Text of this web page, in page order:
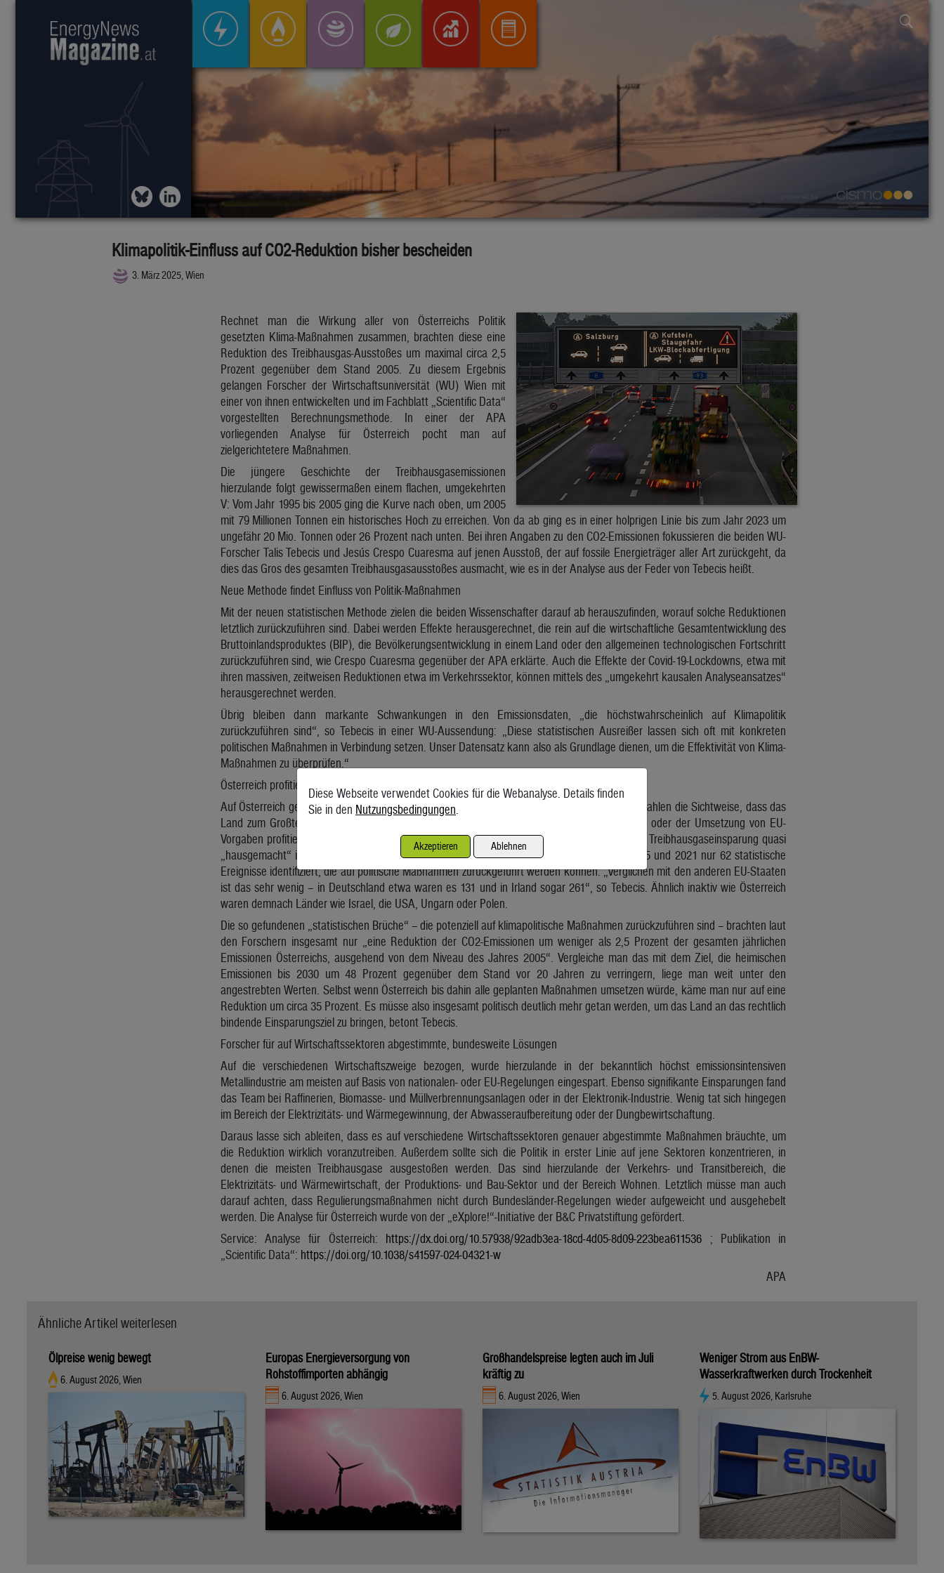
Klimapolitik-Einfluss auf CO2-Reduktion bisher bescheiden
3. März 2025, Wien
Rechnet man die Wirkung aller von Österreichs Politik
gesetzten Klima-Maßnahmen zusammen, brachten diese eine
Reduktion des Treibhausgas-Ausstoßes um maximal circa 2,5
Prozent gegenüber dem Stand 2005. Zu diesem Ergebnis
gelangen Forscher der Wirtschaftsuniversität (WU) Wien mit
einer von ihnen entwickelten und im Fachblatt „Scientific Data“
vorgestellten Berechnungsmethode. In einer der APA
vorliegenden Analyse für Österreich pocht man auf
zielgerichtetere Maßnahmen.
Die jüngere Geschichte der Treibhausgasemissionen
hierzulande folgt gewissermaßen einem flachen, umgekehrten
V: Vom Jahr 1995 bis 2005 ging die Kurve nach oben, um 2005
mit 79 Millionen Tonnen ein historisches Hoch zu erreichen. Von da ab ging es in einer holprigen Linie bis zum Jahr 2023 um
ungefähr 20 Mio. Tonnen oder 26 Prozent nach unten. Bei ihren Angaben zu den CO2-Emissionen fokussieren die beiden WU-
Forscher Talis Tebecis und Jesús Crespo Cuaresma auf jenen Ausstoß, der auf fossile Energieträger aller Art zurückgeht, da
dies das Gros des gesamten Treibhausgasausstoßes ausmacht, wie es in der Analyse aus der Feder von Tebecis heißt.
Neue Methode findet Einfluss von Politik-Maßnahmen
Mit der neuen statistischen Methode zielen die beiden Wissenschafter darauf ab herauszufinden, worauf solche Reduktionen
letztlich zurückzuführen sind. Dabei werden Effekte herausgerechnet, die rein auf die wirtschaftliche Gesamtentwicklung des
Bruttoinlandsproduktes (BIP), die Bevölkerungsentwicklung in einem Land oder den allgemeinen technologischen Fortschritt
zurückzuführen sind, wie Crespo Cuaresma gegenüber der APA erklärte. Auch die Effekte der Covid-19-Lockdowns, etwa mit
ihren massiven, zeitweisen Reduktionen etwa im Verkehrssektor, können mittels des „umgekehrt kausalen Analyseansatzes“
herausgerechnet werden.
Übrig bleiben dann markante Schwankungen in den Emissionsdaten, „die höchstwahrscheinlich auf Klimapolitik
zurückzuführen sind“, so Tebecis in einer WU-Aussendung: „Diese statistischen Ausreißer lassen sich oft mit konkreten
politischen Maßnahmen in Verbindung setzen. Unser Datensatz kann also als Grundlage dienen, um die Effektivität von Klima-
Maßnahmen zu überprüfen.“
Österreich profitiert großteils von internationalen Trends
Auf Österreich gemünzt erscheint deren Effektivität höchst beschränkt. Vielmehr stützen die Zahlen die Sichtweise, dass das
Land zum Großteil von übergeordneten wirtschaftlich-technologisch-demographischen Trends oder der Umsetzung von EU-
Vorgaben profitiert hat – ein Faktor, der immer wieder von Experten kritisiert wird. Wie wenig Treibhausgaseinsparung quasi
„hausgemacht“ ist, zeigt sich etwa darin, dass die Wissenschafter hierzulande zwischen 1995 und 2021 nur 62 statistische
Ereignisse identifiziert, die auf politische Maßnahmen zurückgeführt werden können: „Verglichen mit den anderen EU-Staaten
ist das sehr wenig – in Deutschland etwa waren es 131 und in Irland sogar 261“, so Tebecis. Ähnlich inaktiv wie Österreich
waren demnach Länder wie Israel, die USA, Ungarn oder Polen.
Die so gefundenen „statistischen Brüche“ – die potenziell auf klimapolitische Maßnahmen zurückzuführen sind – brachten laut
den Forschern insgesamt nur „eine Reduktion der CO2-Emissionen um weniger als 2,5 Prozent der gesamten jährlichen
Emissionen Österreichs, ausgehend von dem Niveau des Jahres 2005“. Vergleiche man das mit dem Ziel, die heimischen
Emissionen bis 2030 um 48 Prozent gegenüber dem Stand vor 20 Jahren zu verringern, liege man weit unter den
angestrebten Werten. Selbst wenn Österreich bis dahin alle geplanten Maßnahmen umsetzen würde, käme man nur auf eine
Reduktion um circa 35 Prozent. Es müsse also insgesamt politisch deutlich mehr getan werden, um das Land an das rechtlich
bindende Einsparungsziel zu bringen, betont Tebecis.
Forscher für auf Wirtschaftssektoren abgestimmte, bundesweite Lösungen
Auf die verschiedenen Wirtschaftszweige bezogen, wurde hierzulande in der bekanntlich höchst emissionsintensiven
Metallindustrie am meisten auf Basis von nationalen- oder EU-Regelungen eingespart. Ebenso signifikante Einsparungen fand
das Team bei Raffinerien, Biomasse- und Müllverbrennungsanlagen oder in der Elektronik-Industrie. Wenig tat sich hingegen
im Bereich der Elektrizitäts- und Wärmegewinnung, der Abwasseraufbereitung oder der Dungbewirtschaftung.
Daraus lasse sich ableiten, dass es auf verschiedene Wirtschaftssektoren genauer abgestimmte Maßnahmen bräuchte, um
die Reduktion wirklich voranzutreiben. Außerdem sollte sich die Politik in erster Linie auf jene Sektoren konzentrieren, in
denen die meisten Treibhausgase ausgestoßen werden. Das sind hierzulande der Verkehrs- und Transitbereich, die
Elektrizitäts- und Wärmewirtschaft, der Produktions- und Bau-Sektor und der Bereich Wohnen. Letztlich müsse man auch
darauf achten, dass Regulierungsmaßnahmen nicht durch Bundesländer-Regelungen wieder aufgeweicht und ausgehebelt
werden. Die Analyse für Österreich wurde von der „eXplore!“-Initiative der B&C Privatstiftung gefördert.
Service: Analyse für Österreich: https://dx.doi.org/10.57938/92adb3ea-18cd-4d05-8d09-223bea611536 ; Publikation in
„Scientific Data“: https://doi.org/10.1038/s41597-024-04321-w
APA
Ähnliche Artikel weiterlesen
Ölpreise wenig bewegt
6. August 2026, Wien
Europas Energieversorgung von
Rohstoffimporten abhängig
6. August 2026, Wien
Großhandelspreise legten auch im Juli
kräftig zu
6. August 2026, Wien
Weniger Strom aus EnBW-
Wasserkraftwerken durch Trockenheit
5. August 2026, Karlsruhe
Diese Webseite verwendet Cookies für die Webanalyse. Details finden
Sie in den Nutzungsbedingungen.
Akzeptieren Ablehnen